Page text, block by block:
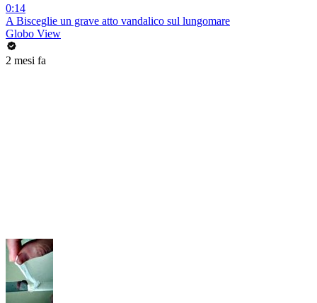
0:14
A Bisceglie un grave atto vandalico sul lungomare
Globo View
2 mesi fa